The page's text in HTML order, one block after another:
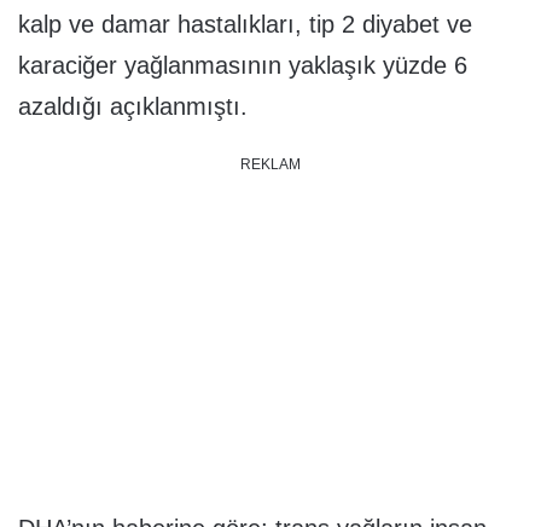
kalp ve damar hastalıkları, tip 2 diyabet ve
karaciğer yağlanmasının yaklaşık yüzde 6
azaldığı açıklanmıştı.
REKLAM